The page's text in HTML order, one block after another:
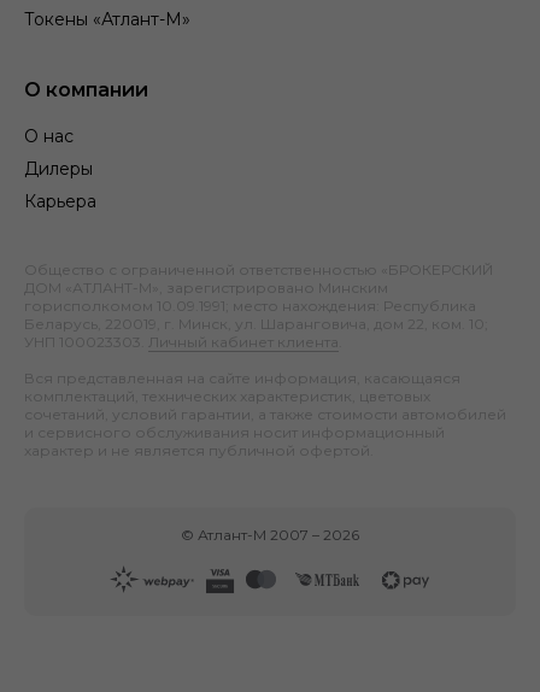
Токены «Атлант-М»
О компании
О нас
Дилеры
Карьера
Общество с ограниченной ответственностью «БРОКЕРСКИЙ
ДОМ «АТЛАНТ-М», зарегистрировано Минским
горисполкомом 10.09.1991; место нахождения: Республика
Беларусь, 220019, г. Минск, ул. Шаранговича, дом 22, ком. 10;
УНП 100023303.
Личный кабинет клиента
Вся представленная на сайте информация, касающаяся
комплектаций, технических характеристик, цветовых
сочетаний, условий гарантии, а также стоимости автомобилей
и сервисного обслуживания носит информационный
характер и не является публичной офертой.
© Атлант-М 2007 – 2026